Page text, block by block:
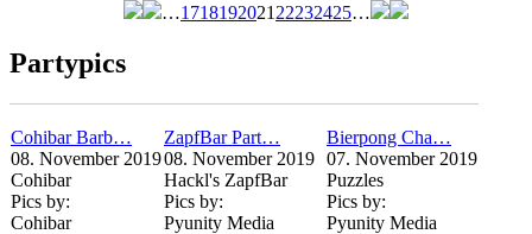
…1718192021 22232425…
Partypics
Cohibar Barb…
08. November 2019
Cohibar
Pics by:
Cohibar
ZapfBar Part…
08. November 2019
Hackl's ZapfBar
Pics by:
Pyunity Media
Bierpong Cha…
07. November 2019
Puzzles
Pics by:
Pyunity Media